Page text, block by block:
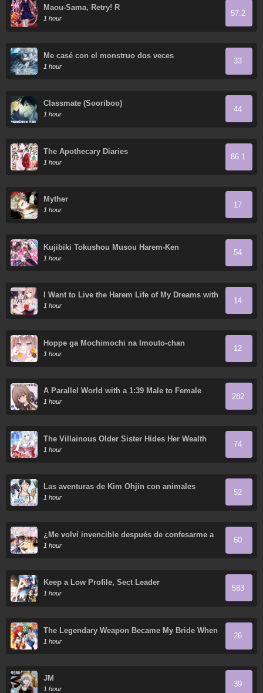
Maou-Sama, Retry! R
1 hour
57.2
Me casé con el monstruo dos veces
1 hour
33
Classmate (Sooriboo)
1 hour
44
The Apothecary Diaries
1 hour
86.1
Myther
1 hour
17
Kujibiki Tokushou Musou Harem-Ken
1 hour
54
I Want to Live the Harem Life of My Dreams with
the Hypnosis App I Got
1 hour
14
Hoppe ga Mochimochi na Imouto-chan
1 hour
12
A Parallel World with a 1:39 Male to Female
Ratio is Unexpectedly Normal (Fan Colored)
1 hour
282
The Villainous Older Sister Hides Her Wealth
1 hour
74
Las aventuras de Kim Ohjin con animales
extraños
1 hour
52
¿Me volví invencible después de confesarme a
la hermosa líder de la secta?
1 hour
60
Keep a Low Profile, Sect Leader
1 hour
583
The Legendary Weapon Became My Bride When
I Overwhelmed the Production Job
1 hour
26
JM
1 hour
39